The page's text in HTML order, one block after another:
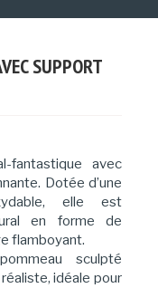
SUPPORT
fantastique avec
Dotée d’une
elle est
en forme de
flamboyant.
sculpté
idéale pour